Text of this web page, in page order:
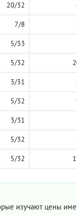
20/32
7/8
5/33
5/32
3/31
5/32
3/31
5/32
5/32
изучают цены